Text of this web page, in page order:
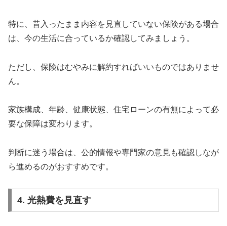
特に、昔入ったまま内容を見直していない保険がある場合
は、今の生活に合っているか確認してみましょう。
ただし、保険はむやみに解約すればいいものではありませ
ん。
家族構成、年齢、健康状態、住宅ローンの有無によって必
要な保障は変わります。
判断に迷う場合は、公的情報や専門家の意見も確認しなが
ら進めるのがおすすめです。
4. 光熱費を見直す